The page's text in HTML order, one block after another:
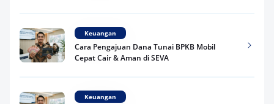
Keuangan
Cara Pengajuan Dana Tunai BPKB Mobil
Cepat Cair & Aman di SEVA
Keuangan